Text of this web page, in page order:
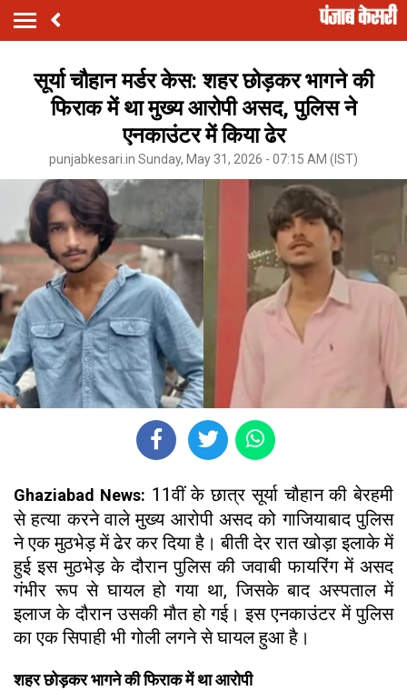
सूर्या चौहान मर्डर केस: शहर छोड़कर भागने की
फिराक में था मुख्य आरोपी असद, पुलिस ने
एनकाउंटर में किया ढेर
punjabkesari.in Sunday, May 31, 2026 - 07:15 AM (IST)
Ghaziabad News: 11वीं के छात्र सूर्या चौहान की बेरहमी
से हत्या करने वाले मुख्य आरोपी असद को गाजियाबाद पुलिस
ने एक मुठभेड़ में ढेर कर दिया है। बीती देर रात खोड़ा इलाके में
हुई इस मुठभेड़ के दौरान पुलिस की जवाबी फायरिंग में असद
गंभीर रूप से घायल हो गया था, जिसके बाद अस्पताल में
इलाज के दौरान उसकी मौत हो गई। इस एनकाउंटर में पुलिस
का एक सिपाही भी गोली लगने से घायल हुआ है।
शहर छोड़कर भागने की फिराक में था आरोपी